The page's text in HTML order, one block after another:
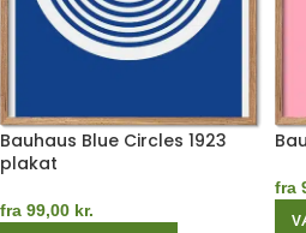
Bauhaus Blue Circles 1923
plakat
fra 99,00 kr.
fra